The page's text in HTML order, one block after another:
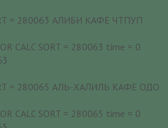
= 280063 АЛИБИ КАФЕ ЧТПУП
CALC SORT = 280063 time = 0
= 280065 АЛЬ-ХАЛИЛЬ КАФЕ ОДО
CALC SORT = 280065 time = 0